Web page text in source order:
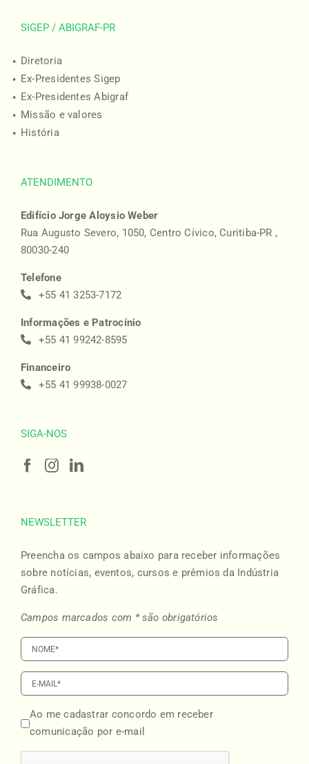
SIGEP / ABIGRAF-PR
Diretoria
Ex-Presidentes Sigep
Ex-Presidentes Abigraf
Missão e valores
História
ATENDIMENTO
Edifício Jorge Aloysio Weber
Rua Augusto Severo, 1050, Centro Cívico, Curitiba-PR ,
80030-240
Telefone
+55 41 3253-7172
Informações e Patrocínio
+55 41 99242-8595
Financeiro
+55 41 99938-0027
SIGA-NOS
NEWSLETTER
Preencha os campos abaixo para receber informações
sobre notícias, eventos, cursos e prêmios da Indústria
Gráfica.
Campos marcados com * são obrigatórios
Ao me cadastrar concordo em receber
comunicação por e-mail